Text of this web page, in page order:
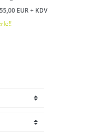
55,00 EUR + KDV